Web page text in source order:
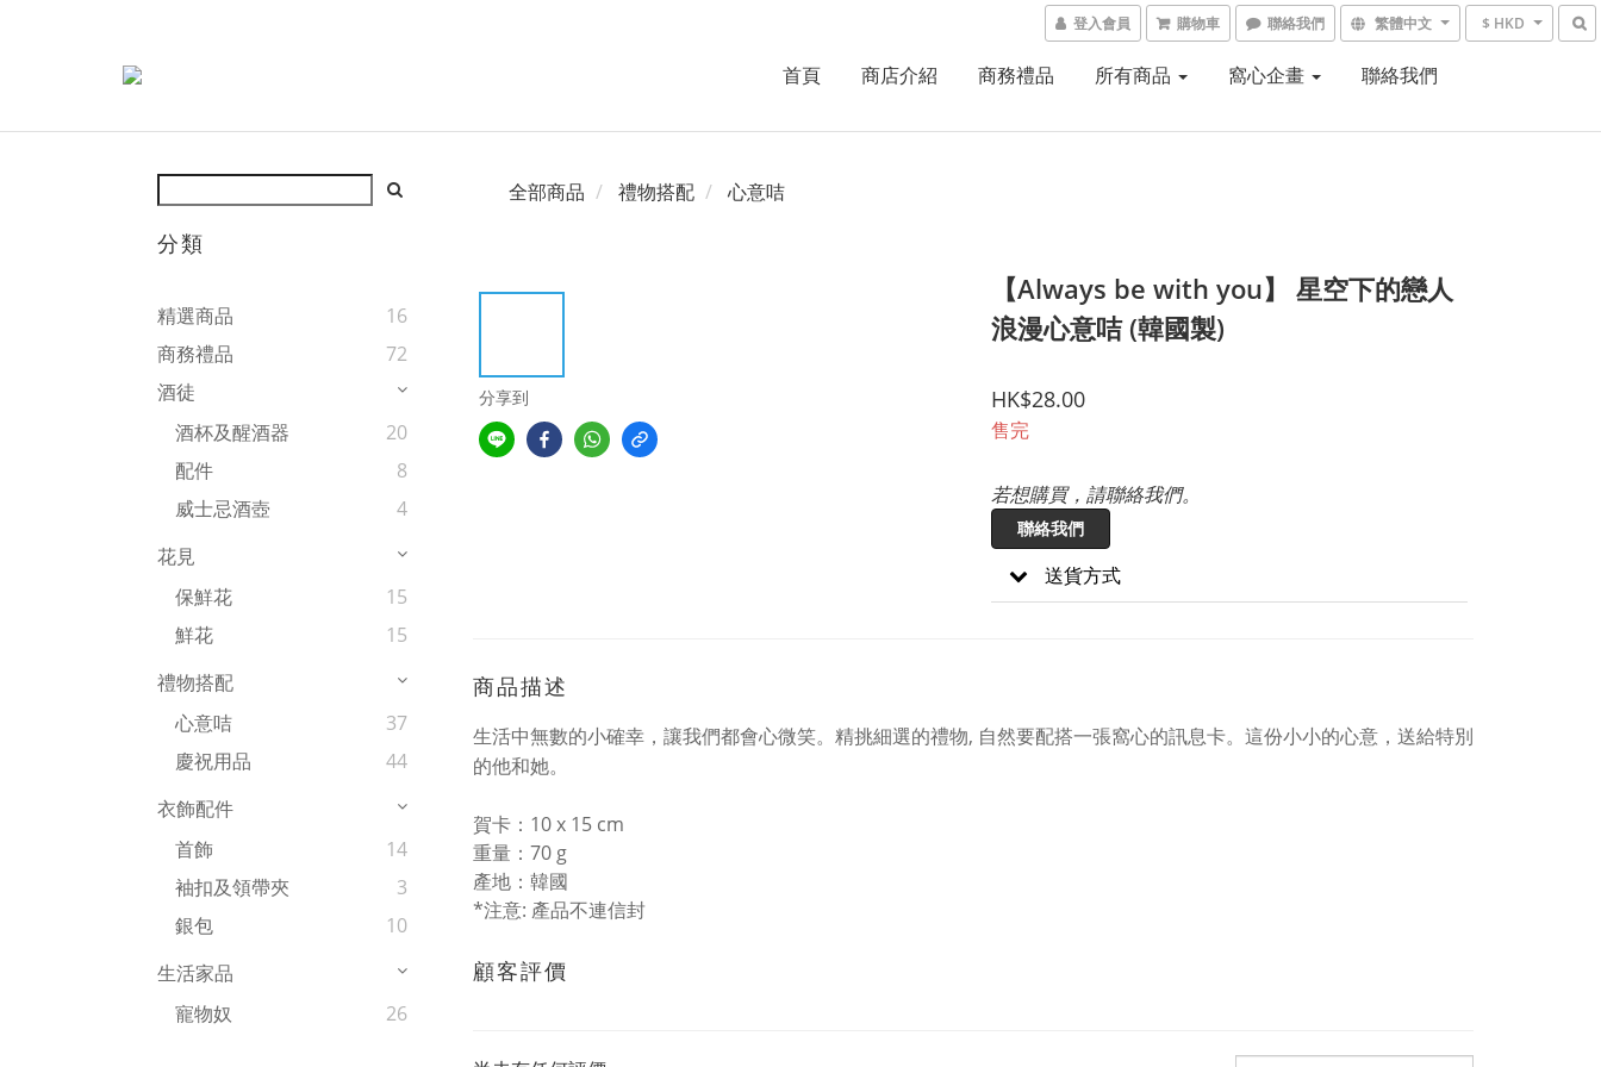
登入會員 購物車 聯絡我們 繁體中文 $ HKD
首頁 商店介紹 商務禮品 所有商品 窩心企畫 聯絡我們
分類
精選商品
16
商務禮品
72
酒徒
酒杯及醒酒器
20
配件
8
威士忌酒壺
4
花見
保鮮花
15
鮮花
15
禮物搭配
心意咭
37
慶祝用品
44
衣飾配件
首飾
14
袖扣及領帶夾
3
銀包
10
生活家品
寵物奴
26
全部商品 禮物搭配 心意咭
分享到
【Always be with you】 星空下的戀人
浪漫心意咭 (韓國製)
HK$28.00
售完
若想購買，請聯絡我們。
聯絡我們
送貨方式
商品描述
生活中無數的小確幸，讓我們都會心微笑。精挑細選的禮物, 自然要配搭一張窩心的訊息卡。這份小小的心意，送給特別
的他和她。
賀卡：10 x 15 cm
重量：70 g
產地：韓國
*注意: 產品不連信封
顧客評價